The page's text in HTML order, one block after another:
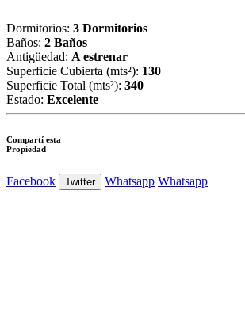
Dormitorios: 3 Dormitorios
Baños: 2 Baños
Antigüedad: A estrenar
Superficie Cubierta (mts²): 130
Superficie Total (mts²): 340
Estado: Excelente
Compartí esta
Propiedad
Facebook Twitter Whatsapp Whatsapp